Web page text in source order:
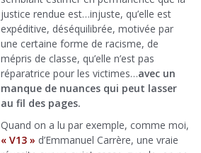
justice rendue est…injuste, qu’elle est
expéditive, déséquilibrée, motivée par
une certaine forme de racisme, de
mépris de classe, qu’elle n’est pas
réparatrice pour les victimes…avec un
manque de nuances qui peut lasser
au fil des pages.
Quand on a lu par exemple, comme moi,
« V13 » d’Emmanuel Carrère, une vraie